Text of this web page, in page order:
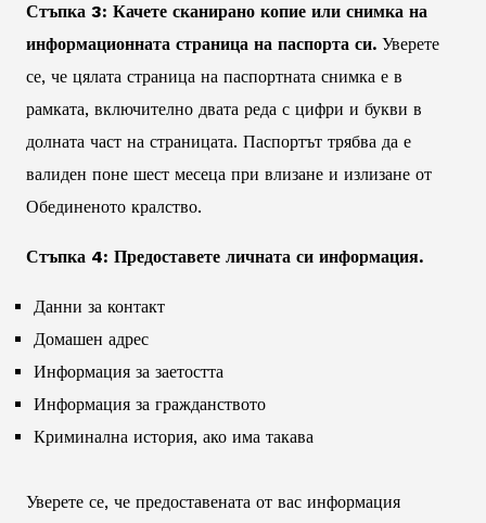
Стъпка 3: Качете сканирано копие или снимка на
информационната страница на паспорта си. Уверете
се, че цялата страница на паспортната снимка е в
рамката, включително двата реда с цифри и букви в
долната част на страницата. Паспортът трябва да е
валиден поне шест месеца при влизане и излизане от
Обединеното кралство.
Стъпка 4: Предоставете личната си информация.
Данни за контакт
Домашен адрес
Информация за заетостта
Информация за гражданството
Криминална история, ако има такава
Уверете се, че предоставената от вас информация